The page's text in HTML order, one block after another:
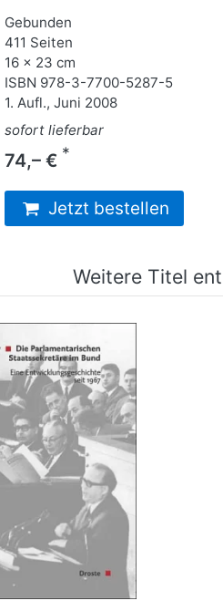
Gebunden
411 Seiten
16 x 23 cm
ISBN 978-3-7700-5287-5
1. Aufl., Juni 2008
sofort lieferbar
74,– € *
Jetzt bestellen
Weitere Titel
im Bund
mehr Infos …
bestellen